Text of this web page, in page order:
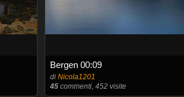
Bergen 00:09
diNicola1201
45 commenti, 452 visite